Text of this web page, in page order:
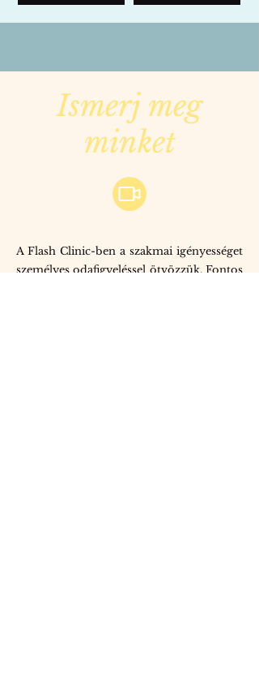
Ismerj meg
minket
A Flash Clinic-ben a szakmai igényességet
személyes odafigyeléssel ötvözzük. Fontos